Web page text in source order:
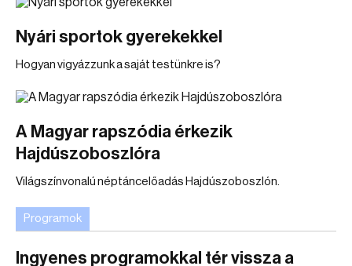
Nyári sportok gyerekekkel
Hogyan vigyázzunk a saját testünkre is?
A Magyar rapszódia érkezik
Hajdúszoboszlóra
Világszínvonalú néptáncelőadás Hajdúszoboszlón.
Programok
Ingyenes programokkal tér vissza a